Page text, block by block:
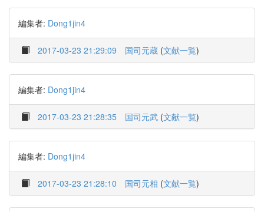
編集者: Dong1jin4
2017-03-23 21:29:09 国司元蔵 (文献一覧)
編集者: Dong1jin4
2017-03-23 21:28:35 国司元武 (文献一覧)
編集者: Dong1jin4
2017-03-23 21:28:10 国司元相 (文献一覧)